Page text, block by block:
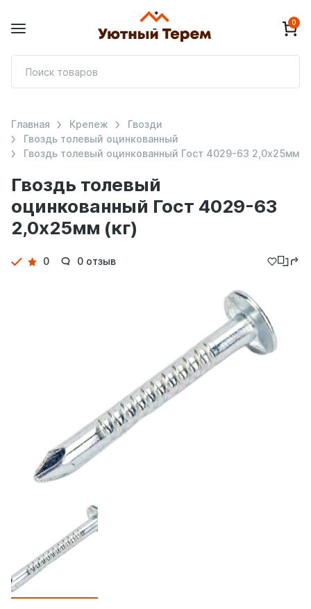
0
Гвоздь толевый
оцинкованный Гост 4029-63
2,0х25мм (кг)
Главная Крепеж
Гвозди
Гвоздь толевый оцинкованный
Гвоздь толевый оцинкованный Гост 4029-63 2,0х25мм
Детали
0 0 отзыв